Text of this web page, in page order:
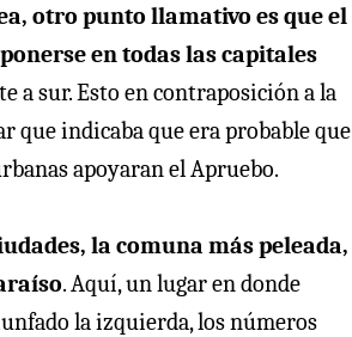
otro punto llamativo es que el
en todas las capitales
a sur. Esto en contraposición a la
que indicaba que era probable que
apoyaran el Apruebo.
la comuna más peleada,
. Aquí, un lugar en donde
la izquierda, los números